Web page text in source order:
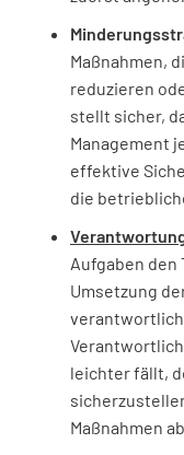
Maßnahmen,
reduzieren
stellt sicher,
Management
effektive
die
Aufgaben den
Umsetzung
leichter fällt,
Maßnahmen
JA
Manuelle
Willst du die
Handhabung
JA
Erstickung